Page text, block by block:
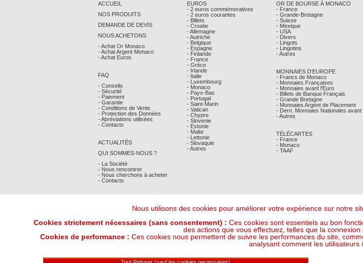
ACCUEIL
NOS PRODUITS
DEMANDE DE DEVIS
NOUS ACHETONS
- Achat Or Monaco
- Achat Argent Monaco
- Achat Euros
FAQ
- Conseils
- Sécurité
- Paiement
- Garantie
- Conditions de Vente
- Protection des Données
- Abréviations utilisées
- Contacts
ACTUALITÉS
QUI SOMMES-NOUS ?
- La Société
- Nous rencontrer
- Nous cherchons à acheter
- Contacts
EUROS
- 2 euros commémoratives
- 2 euros courantes
- Billets
- Croatie
- Allemagne
- Autriche
- Belgique
- Espagne
- Finlande
- France
- Grèce
- Irlande
- Italie
- Luxembourg
- Monaco
- Pays-Bas
- Portugal
- Saint-Marin
- Vatican
- Chypre
- Slovenie
- Estonie
- Malte
- Lettonie
- Slovaquie
- Autres
OR DE BOURSE À MONACO
- France
- Grande-Bretagne
- Suisse
- Mexique
- USA
- Divers
- Lingots
- Lingotins
- Autres
MONNAIES D'EUROPE
- Francs de Monaco
- Monnaies Françaises
- Monnaies avant l'Euro
- Billets de Banque Français
- Grande Bretagne
- Monnaies Argent de Placement
- Dern. Monnaies Nationales avant
- Autres
TÉLÉCARTES
- France
- Monaco
- TAAF
Mentions Légales- © Comptoir Philatelique et
Nous utilisons des cookies pour améliorer votre expérience sur notre
Cookies strictement nécessaires (sans consentement) : Ces cookies sont essentiels au bon
des actions que vous effectuez, telles que la
Cookies de performance : Ces cookies nous permettent de suivre les performances du site,
analysant comment les utilisateurs